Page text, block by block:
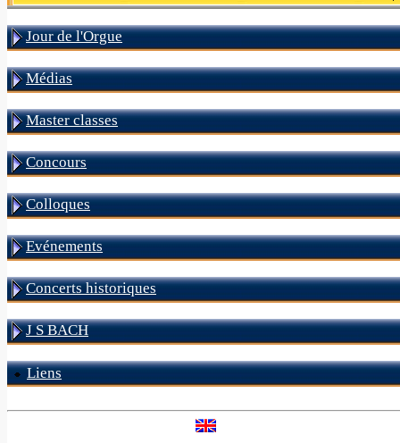
Jour de l'Orgue
Médias
Master classes
Concours
Colloques
Evénements
Concerts historiques
J S BACH
Liens